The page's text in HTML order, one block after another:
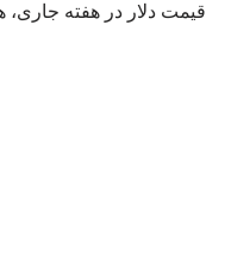
قیمت دلار در هفته جاری،